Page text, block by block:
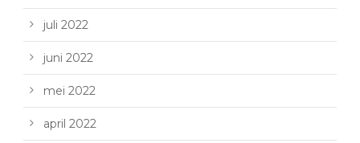
juli 2022
juni 2022
mei 2022
april 2022